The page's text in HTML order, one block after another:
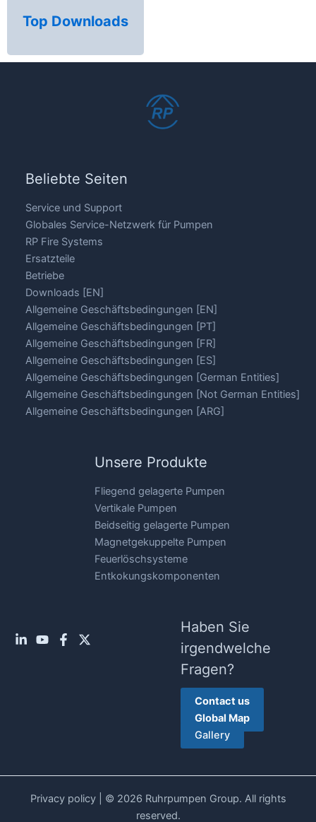
Top Downloads
Beliebte Seiten
Service und Support
Globales Service-Netzwerk für Pumpen
RP Fire Systems
Ersatzteile
Betriebe
Downloads [EN]
Allgemeine Geschäftsbedingungen [EN]
Allgemeine Geschäftsbedingungen [PT]
Allgemeine Geschäftsbedingungen [FR]
Allgemeine Geschäftsbedingungen [ES]
Allgemeine Geschäftsbedingungen [German Entities]
Allgemeine Geschäftsbedingungen [Not German Entities]
Allgemeine Geschäftsbedingungen [ARG]
Unsere Produkte
Fliegend gelagerte Pumpen
Vertikale Pumpen
Beidseitig gelagerte Pumpen
Magnetgekuppelte Pumpen
Feuerlöschsysteme
Entkokungskomponenten
Haben Sie
irgendwelche
Fragen?
Contact us
Global Map
Gallery
Privacy policy| © 2026 Ruhrpumpen Group. All rights
reserved.